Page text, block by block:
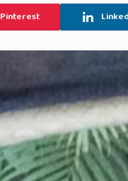
Pinterest